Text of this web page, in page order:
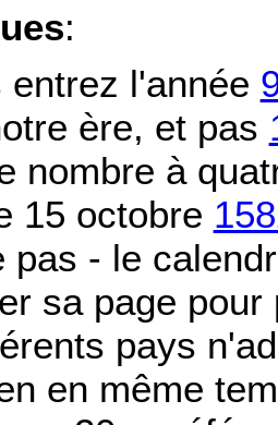
:
entrez l'année
ère, et pas
nombre à
15 octobre
pas - le
sa page pour
pays
en même